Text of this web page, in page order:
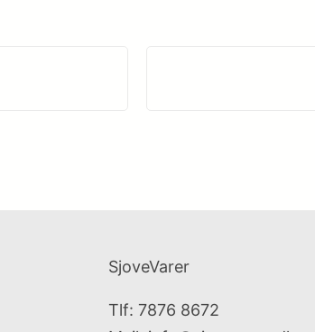
SjoveVarer
Tlf: 7876 8672